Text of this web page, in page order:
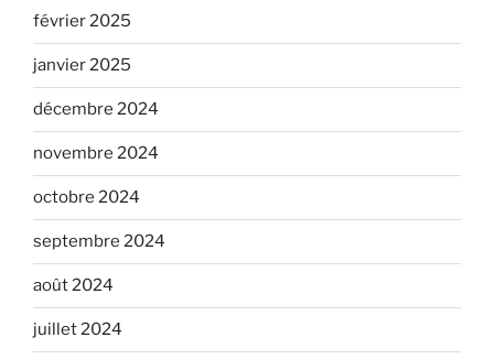
février 2025
janvier 2025
décembre 2024
novembre 2024
octobre 2024
septembre 2024
août 2024
juillet 2024